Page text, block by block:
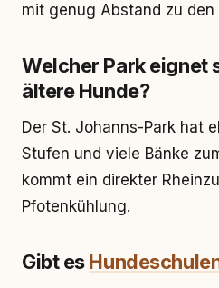
mit genug Abstand zu den
Welcher Park eignet
ältere Hunde?
Der St. Johanns-Park hat
Stufen und viele Bänke
kommt ein direkter
Pfotenkühlung.
Gibt es